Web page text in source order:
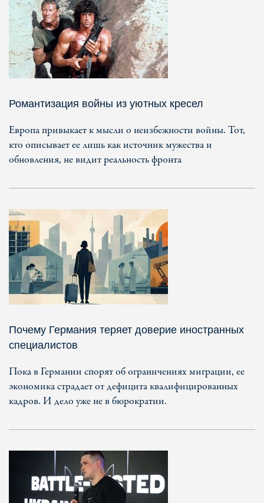
Романтизация войны из уютных кресел
Европа привыкает к мысли о неизбежности войны. Тот,
кто описывает ее лишь как источник мужества и
обновления, не видит реальность фронта
Почему Германия теряет доверие иностранных
специалистов
Пока в Германии спорят об ограничениях миграции, ее
экономика страдает от дефицита квалифицированных
кадров. И дело уже не в бюрократии.